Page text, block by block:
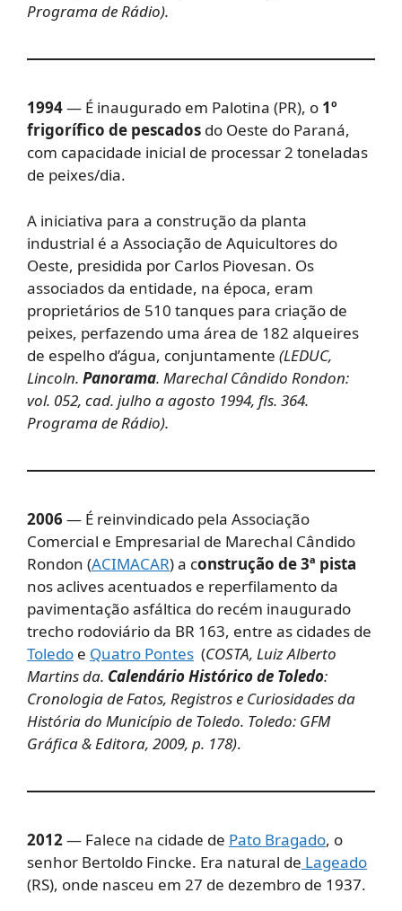
Programa de Rádio).
1994— É inaugurado em Palotina (PR), o 1º
frigorífico de pescados do Oeste do Paraná,
com capacidade inicial de processar 2 toneladas
de peixes/dia.
A iniciativa para a construção da planta
industrial é a Associação de Aquicultores do
Oeste, presidida por Carlos Piovesan. Os
associados da entidade, na época, eram
proprietários de 510 tanques para criação de
peixes, perfazendo uma área de 182 alqueires
de espelho d’água, conjuntamente (LEDUC,
Lincoln. Panorama. Marechal Cândido Rondon:
vol. 052, cad. julho a agosto 1994, fls. 364.
Programa de Rádio).
2006— É reinvindicado pela Associação
Comercial e Empresarial de Marechal Cândido
Rondon (ACIMACAR) a construção de 3ª pista
nos aclives acentuados e reperfilamento da
pavimentação asfáltica do recém inaugurado
trecho rodoviário da BR 163, entre as cidades de
Toledo e Quatro Pontes (COSTA, Luiz Alberto
Martins da. Calendário Histórico de Toledo:
Cronologia de Fatos, Registros e Curiosidades da
História do Município de Toledo. Toledo: GFM
Gráfica & Editora, 2009, p. 178).
2012— Falece na cidade de Pato Bragado, o
senhor Bertoldo Fincke. Era natural de Lageado
(RS), onde nasceu em 27 de dezembro de 1937.